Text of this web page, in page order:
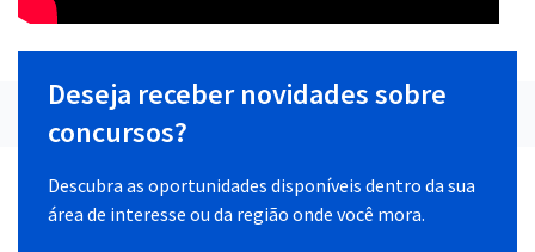
Deseja receber novidades sobre
concursos?
Descubra as oportunidades disponíveis dentro da sua
área de interesse ou da região onde você mora.